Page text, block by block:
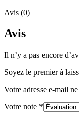
Avis (0)
Avis
Il n’y a pas encore
Soyez le premier à
Votre adresse e-mail
Votre note *